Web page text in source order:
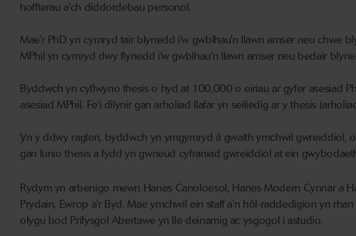
hoffterau a'ch diddordebau personol.
Mae'r PhD yn cymryd tair blynedd i'w gwblhau'n llawn amser neu chwe
MPhil yn cymryd dwy flynedd i'w gwblhau'n llawn amser neu bedair
Byddwch yn cyflwyno thesis o hyd at 100,000 o eiriau ar gyfer asesiad
asesiad MPhil. Fe'i dilynir gan arholiad llafar yn seiliedig ar y thesis
Yn y ddwy raglen, byddwch yn ymgymryd â gwaith ymchwil gwreiddiol,
gan lunio thesis a fydd yn gwneud cyfraniad gwreiddiol at ein
Rydym yn arbenigo mewn Hanes Canoloesol, Hanes Modern Cynnar a
Prydain, Ewrop a'r Byd. Mae ymchwil ein staff a'n hôl-raddedigion yn
olygu bod Prifysgol Abertawe yn lle deinamig ac ysgogol i astudio.